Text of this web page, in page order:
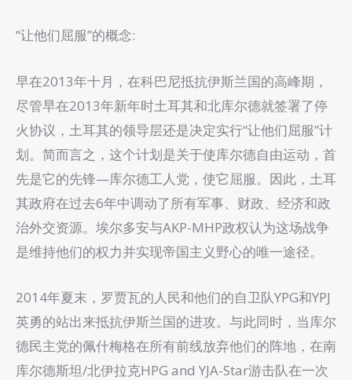
“让他们屈服”的概念:
早在2013年十月，在科巴尼抵抗伊斯兰国的高峰期，
尽管早在2013年新年时土耳其和北库尔德就签署了停
火协议，土耳其的领导层还是决定实行“让他们屈服”计
划。简而言之，这个计划是关于使库尔德自由运动，首
先是它的先锋—库尔德工人党，使它屈服。因此，土耳
其政府在过去6年中调动了所有军事、财政、经济和政
治外交资源。埃尔多安与AKP-MHP政权认为这场战争
是维持他们的权力并实现帝国主义野心的唯一途径。
2014年夏末，罗贾瓦的人民和他们的自卫队YPG和YPJ
英勇的站出来抵抗伊斯兰国的进攻。与此同时，当库尔
德民主党的佩什梅格在所有前线放弃他们的阵地，在南
库尔德斯坦/北伊拉克HPG and YJA-Star游击队在一次